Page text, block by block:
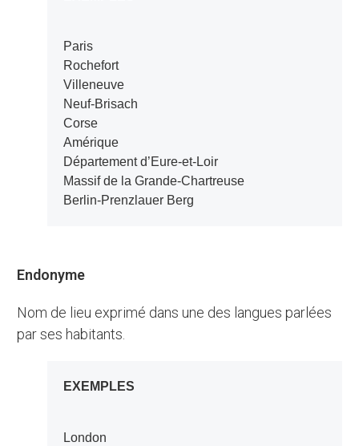
Paris
Rochefort
Villeneuve
Neuf-Brisach
Corse
Amérique
Département d’Eure-et-Loir
Massif de la Grande-Chartreuse
Berlin-Prenzlauer Berg
Endonyme
Nom de lieu exprimé dans une des langues parlées
par ses habitants.
EXEMPLES
London